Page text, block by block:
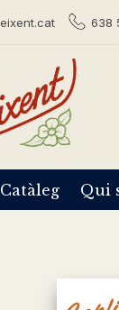
638
Catàleg Qui